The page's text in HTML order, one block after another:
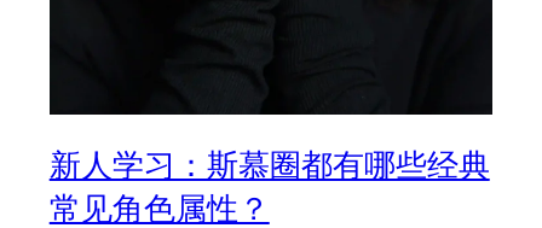
新人学习：斯慕圈都有哪些经典
常见角色属性？